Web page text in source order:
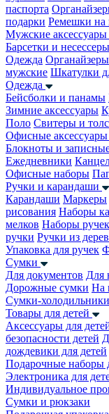
паспорта
подарки Ремешки
Мужские аксессуары
Барсетки и несессеры
Одежда Органайзеры
мужские Шкатулки
Одежда
Бейсболки и панамы
Зимние аксессуары
Поло Свитеры и
Офисные аксессуары
Блокноты и
Ежедневники
Офисные наборы
Ручки и карандаши
Карандаши Маркеры
рисования Наборы
мелков Наборы ручек
ручки Ручки из
Упаковка для ручек
Сумки
Для документов Для
Дорожные сумки На
Сумки-холодильники
Товары для детей
Аксессуары для
безопасности детей
дождевики для детей
Подарочные наборы
Электроника для
Индивидуальное
Сумки и рюкзаки